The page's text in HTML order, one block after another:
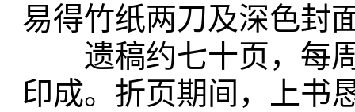
易得竹纸两刀及深色封
遗稿约七十页，每周
印成。折页期间，上书